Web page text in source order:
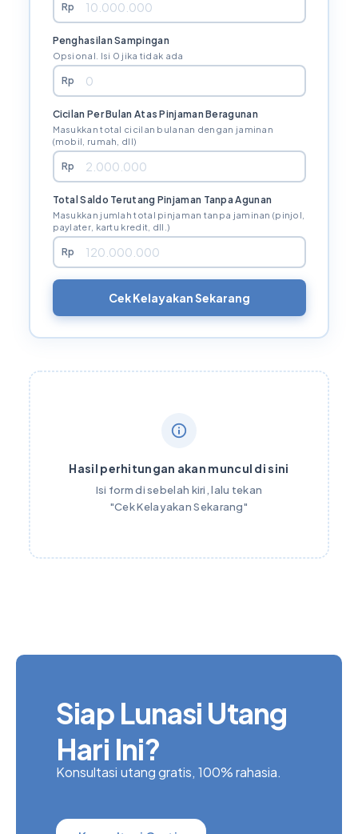
Rp
Penghasilan Sampingan
Opsional. Isi 0 jika tidak ada
Rp
Cicilan Per Bulan Atas Pinjaman Beragunan
Masukkan total cicilan bulanan dengan jaminan
(mobil, rumah, dll)
Rp
Total Saldo Terutang Pinjaman Tanpa Agunan
Masukkan jumlah total pinjaman tanpa jaminan (pinjol,
paylater, kartu kredit, dll.)
Rp
Cek Kelayakan Sekarang
Hasil perhitungan akan muncul di sini
Isi form di sebelah kiri, lalu tekan
"Cek Kelayakan Sekarang"
Siap Lunasi Utang
Hari Ini?
Konsultasi utang gratis, 100% rahasia.